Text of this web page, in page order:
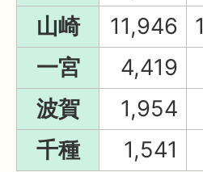
山崎
11,946
一宮
4,419
波賀
1,954
千種
1,541